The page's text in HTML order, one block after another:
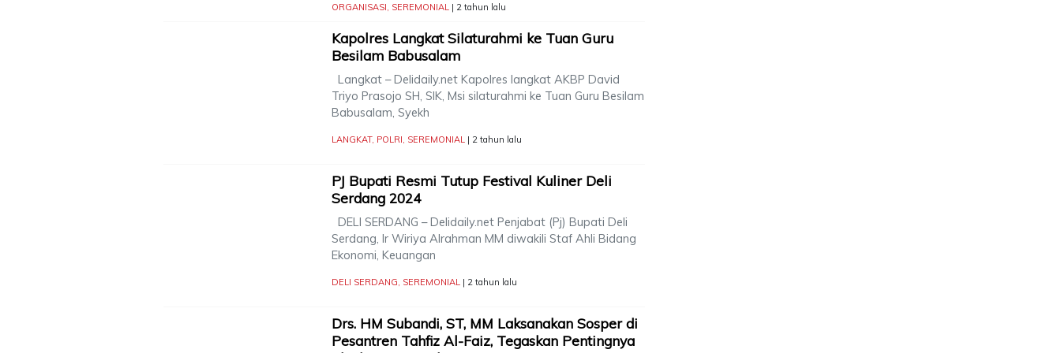
ORGANISASI, SEREMONIAL | 2 tahun lalu
Kapolres Langkat Silaturahmi ke Tuan Guru
Besilam Babusalam
Langkat – Delidaily.net Kapolres langkat AKBP David
Triyo Prasojo SH, SIK, Msi silaturahmi ke Tuan Guru Besilam
Babusalam, Syekh
LANGKAT, POLRI, SEREMONIAL | 2 tahun lalu
PJ Bupati Resmi Tutup Festival Kuliner Deli
Serdang 2024
DELI SERDANG – Delidaily.net Penjabat (Pj) Bupati Deli
Serdang, Ir Wiriya Alrahman MM diwakili Staf Ahli Bidang
Ekonomi, Keuangan
DELI SERDANG, SEREMONIAL | 2 tahun lalu
Drs. HM Subandi, ST, MM Laksanakan Sosper di
Pesantren Tahfiz Al-Faiz, Tegaskan Pentingnya